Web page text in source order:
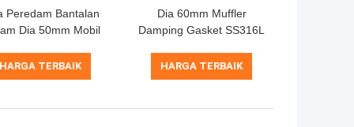
Peredam Bantalan
Dia 50mm Mobil
0,08-0,55mm
HARGA TERBAIK
Dia 60mm Muffler
Damping Gasket SS316L
Cuci Mobil
HARGA TERBAIK